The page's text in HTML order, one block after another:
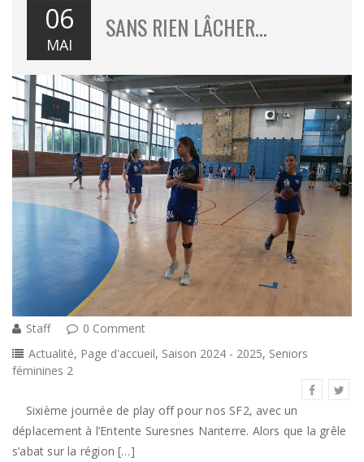
06
MAI
SANS RIEN LÂCHER…
Staff
0 Comment
Actualité, Page d'accueil, Saison 2024 - 2025, Seniors
féminines 2
Sixième journée de play off pour nos SF2, avec un
déplacement à l’Entente Suresnes Nanterre. Alors que la grêle
s’abat sur la région […]